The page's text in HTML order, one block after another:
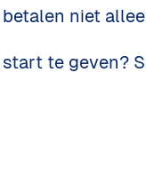
niet
te geven?